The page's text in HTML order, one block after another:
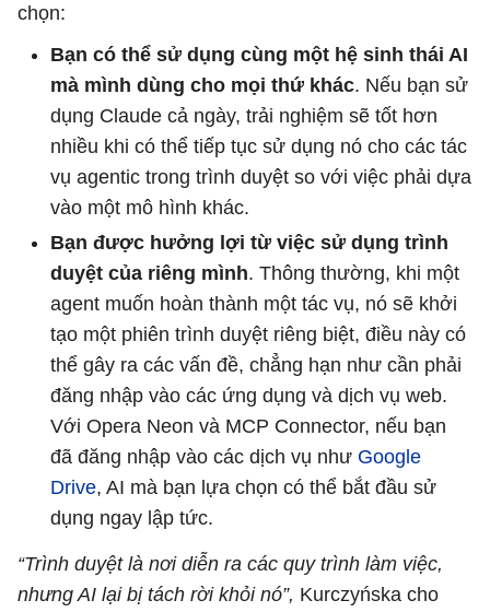
chọn:
Bạn có thể sử dụng cùng một hệ sinh thái AI
mà mình dùng cho mọi thứ khác. Nếu bạn sử
dụng Claude cả ngày, trải nghiệm sẽ tốt hơn
nhiều khi có thể tiếp tục sử dụng nó cho các tác
vụ agentic trong trình duyệt so với việc phải dựa
vào một mô hình khác.
Bạn được hưởng lợi từ việc sử dụng trình
duyệt của riêng mình. Thông thường, khi một
agent muốn hoàn thành một tác vụ, nó sẽ khởi
tạo một phiên trình duyệt riêng biệt, điều này có
thể gây ra các vấn đề, chẳng hạn như cần phải
đăng nhập vào các ứng dụng và dịch vụ web.
Với Opera Neon và MCP Connector, nếu bạn
đã đăng nhập vào các dịch vụ như Google
Drive, AI mà bạn lựa chọn có thể bắt đầu sử
dụng ngay lập tức.
“Trình duyệt là nơi diễn ra các quy trình làm việc,
nhưng AI lại bị tách rời khỏi nó”, Kurczyńska cho